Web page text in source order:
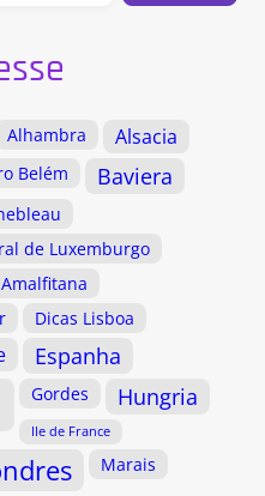
Alhambra Alsacia
Belém Baviera
de Luxemburgo
Dicas Lisboa
Espanha
Gordes Hungria
Ile de France
Marais